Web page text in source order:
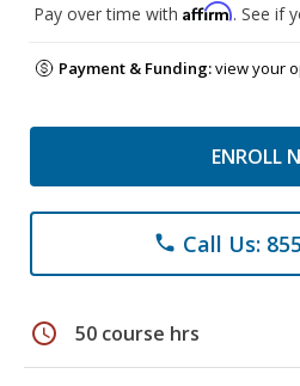
Pay over time with Affirm. See if
Payment & Funding:view your
ENROLL
phone Call Us:
schedule 50 course hrs